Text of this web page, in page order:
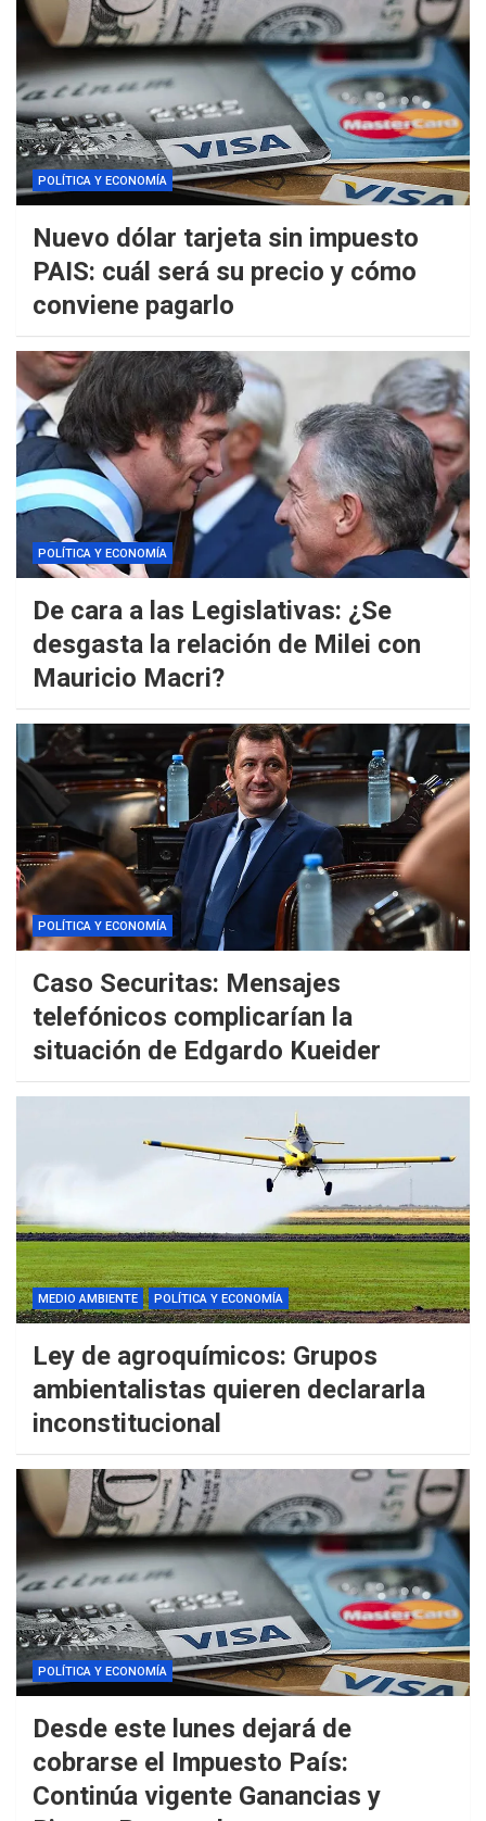
POLÍTICA Y ECONOMÍA
Nuevo dólar tarjeta sin impuesto
PAIS: cuál será su precio y cómo
conviene pagarlo
POLÍTICA Y ECONOMÍA
De cara a las Legislativas: ¿Se
desgasta la relación de Milei con
Mauricio Macri?
POLÍTICA Y ECONOMÍA
Caso Securitas: Mensajes
telefónicos complicarían la
situación de Edgardo Kueider
MEDIO AMBIENTE POLÍTICA Y ECONOMÍA
Ley de agroquímicos: Grupos
ambientalistas quieren declararla
inconstitucional
POLÍTICA Y ECONOMÍA
Desde este lunes dejará de
cobrarse el Impuesto País:
Continúa vigente Ganancias y